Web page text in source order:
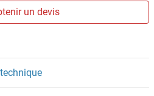
un devis